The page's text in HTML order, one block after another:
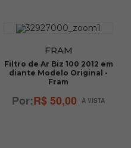
FRAM
Filtro de Ar Biz 100 2012 em
diante Modelo Original -
Fram
R$ 50,00